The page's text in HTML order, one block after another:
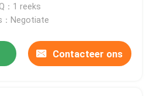
：1 reeks
：Negotiate
Contacteer ons